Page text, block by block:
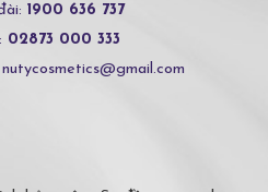
1900 636 737
02873 000 333
nutycosmetics@gmail.com